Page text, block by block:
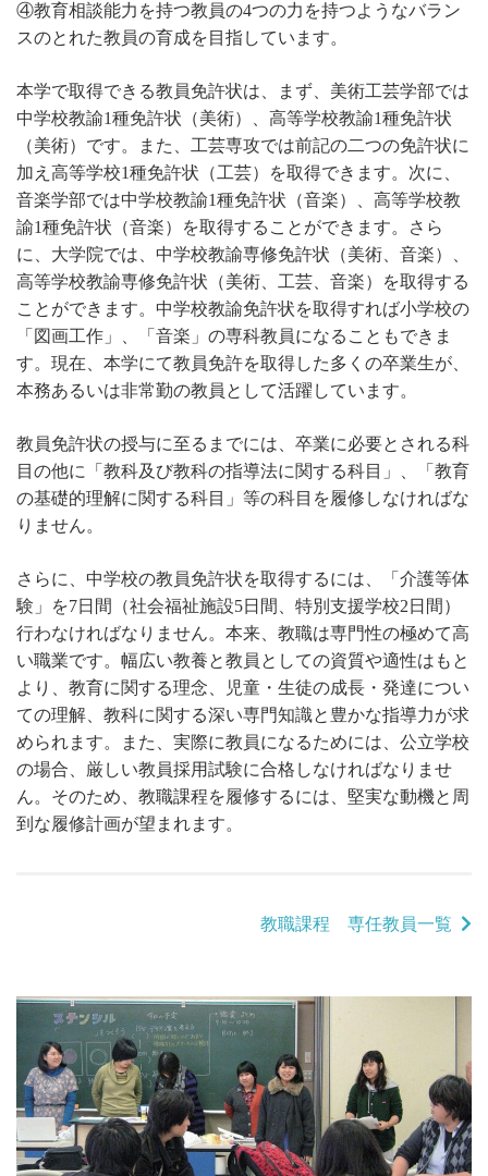
④教育相談能力を持つ教員の4つの力を持つようなバラン
スのとれた教員の育成を目指しています。
本学で取得できる教員免許状は、まず、美術工芸学部では
中学校教諭1種免許状（美術）、高等学校教諭1種免許状
（美術）です。また、工芸専攻では前記の二つの免許状に
加え高等学校1種免許状（工芸）を取得できます。次に、
音楽学部では中学校教諭1種免許状（音楽）、高等学校教
諭1種免許状（音楽）を取得することができます。さら
に、大学院では、中学校教諭専修免許状（美術、音楽）、
高等学校教諭専修免許状（美術、工芸、音楽）を取得する
ことができます。中学校教諭免許状を取得すれば小学校の
「図画工作」、「音楽」の専科教員になることもできま
す。現在、本学にて教員免許を取得した多くの卒業生が、
本務あるいは非常勤の教員として活躍しています。
教員免許状の授与に至るまでには、卒業に必要とされる科
目の他に「教科及び教科の指導法に関する科目」、「教育
の基礎的理解に関する科目」等の科目を履修しなければな
りません。
さらに、中学校の教員免許状を取得するには、「介護等体
験」を7日間（社会福祉施設5日間、特別支援学校2日間）
行わなければなりません。本来、教職は専門性の極めて高
い職業です。幅広い教養と教員としての資質や適性はもと
より、教育に関する理念、児童・生徒の成長・発達につい
ての理解、教科に関する深い専門知識と豊かな指導力が求
められます。また、実際に教員になるためには、公立学校
の場合、厳しい教員採用試験に合格しなければなりませ
ん。そのため、教職課程を履修するには、堅実な動機と周
到な履修計画が望まれます。
教職課程 専任教員一覧